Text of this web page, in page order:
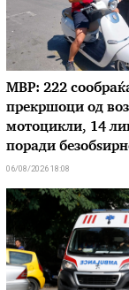
МВР: 222
прекршоци од
мотоцикли, 14
поради
06/08/2026 18:08